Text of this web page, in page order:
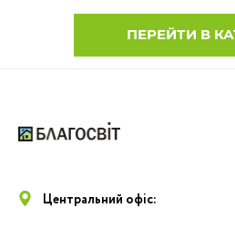
ПЕРЕЙТИ В
Центральний офіс: